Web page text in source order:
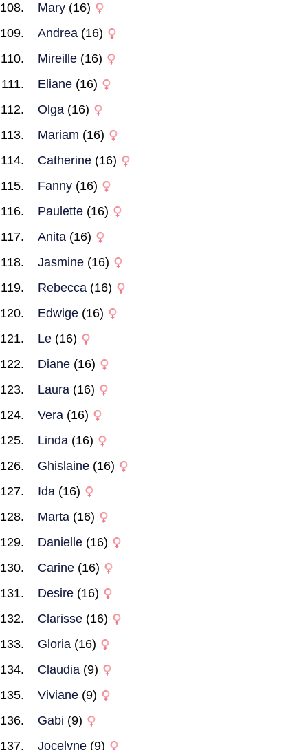
Mary (16)
Andrea (16)
Mireille (16)
Eliane (16)
Olga (16)
Mariam (16)
Catherine (16)
Fanny (16)
Paulette (16)
Anita (16)
Jasmine (16)
Rebecca (16)
Edwige (16)
Le (16)
Diane (16)
Laura (16)
Vera (16)
Linda (16)
Ghislaine (16)
Ida (16)
Marta (16)
Danielle (16)
Carine (16)
Desire (16)
Clarisse (16)
Gloria (16)
Claudia (9)
Viviane (9)
Gabi (9)
Jocelyne (9)